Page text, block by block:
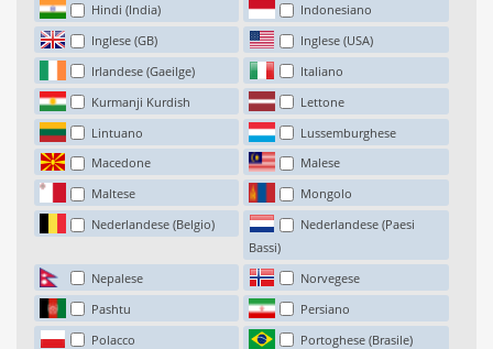
Hindi (India)
Indonesiano
Inglese (GB)
Inglese (USA)
Irlandese (Gaeilge)
Italiano
Kurmanji Kurdish
Lettone
Lintuano
Lussemburghese
Macedone
Malese
Maltese
Mongolo
Nederlandese (Belgio)
Nederlandese (Paesi
Bassi)
Nepalese
Norvegese
Pashtu
Persiano
Polacco
Portoghese (Brasile)